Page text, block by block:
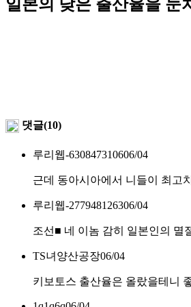
일본의 낮은 출산율을 눈
댓글(10)
루리웹-630847310606/04
근데 동아시아에서 니들이 최고
루리웹-277948126306/04
조선■ 네 이놈 감히 일본인의 멸
TS녀양산공장06/04
키보토스 출산율은 올랐을테니